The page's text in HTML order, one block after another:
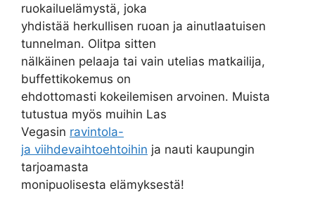
ruokailuelämystä, joka
yhdistää herkullisen ruoan ja ainutlaatuisen
tunnelman. Olitpa sitten
nälkäinen pelaaja tai vain utelias matkailija,
buffettikokemus on
ehdottomasti kokeilemisen arvoinen. Muista
tutustua myös muihin Las
Vegasin ravintola-
ja viihdevaihtoehtoihin ja nauti kaupungin
tarjoamasta
monipuolisesta elämyksestä!